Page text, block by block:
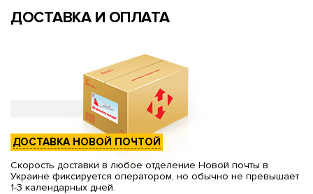
ДОСТАВКА И ОПЛАТА
ДОСТАВКА НОВОЙ ПОЧТОЙ
Скорость доставки в любое отделение Новой почты в
Украине фиксируется оператором, но обычно не превышает
1-3 календарных дней.